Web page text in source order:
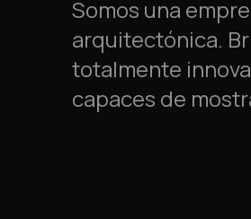
Somos una
arquitectónica.
totalmente
capaces de